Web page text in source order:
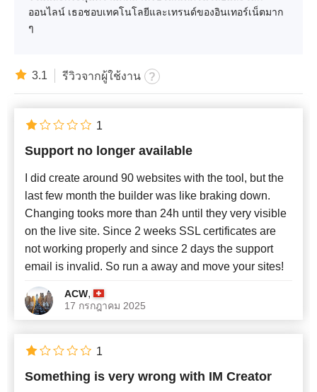
ออนไลน์ เธอชอบเทคโนโลยีและเทรนด์ของอินเทอร์เน็ตมาก
ๆ
3.1 รีวิวจากผู้ใช้งาน
Support no longer available
I did create around 90 websites with the tool, but the
last few month the builder was like braking down.
Changing tooks more than 24h until they very visible
on the live site. Since 2 weeks SSL certificates are
not working properly and since 2 days the support
email is invalid. So run a away and move your sites!
ACW,
17 กรกฎาคม 2025
1
Something is very wrong with IM Creator
1